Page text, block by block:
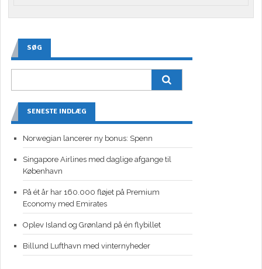
SØG
SENESTE INDLÆG
Norwegian lancerer ny bonus: Spenn
Singapore Airlines med daglige afgange til
København
På ét år har 160.000 fløjet på Premium
Economy med Emirates
Oplev Island og Grønland på én flybillet
Billund Lufthavn med vinternyheder